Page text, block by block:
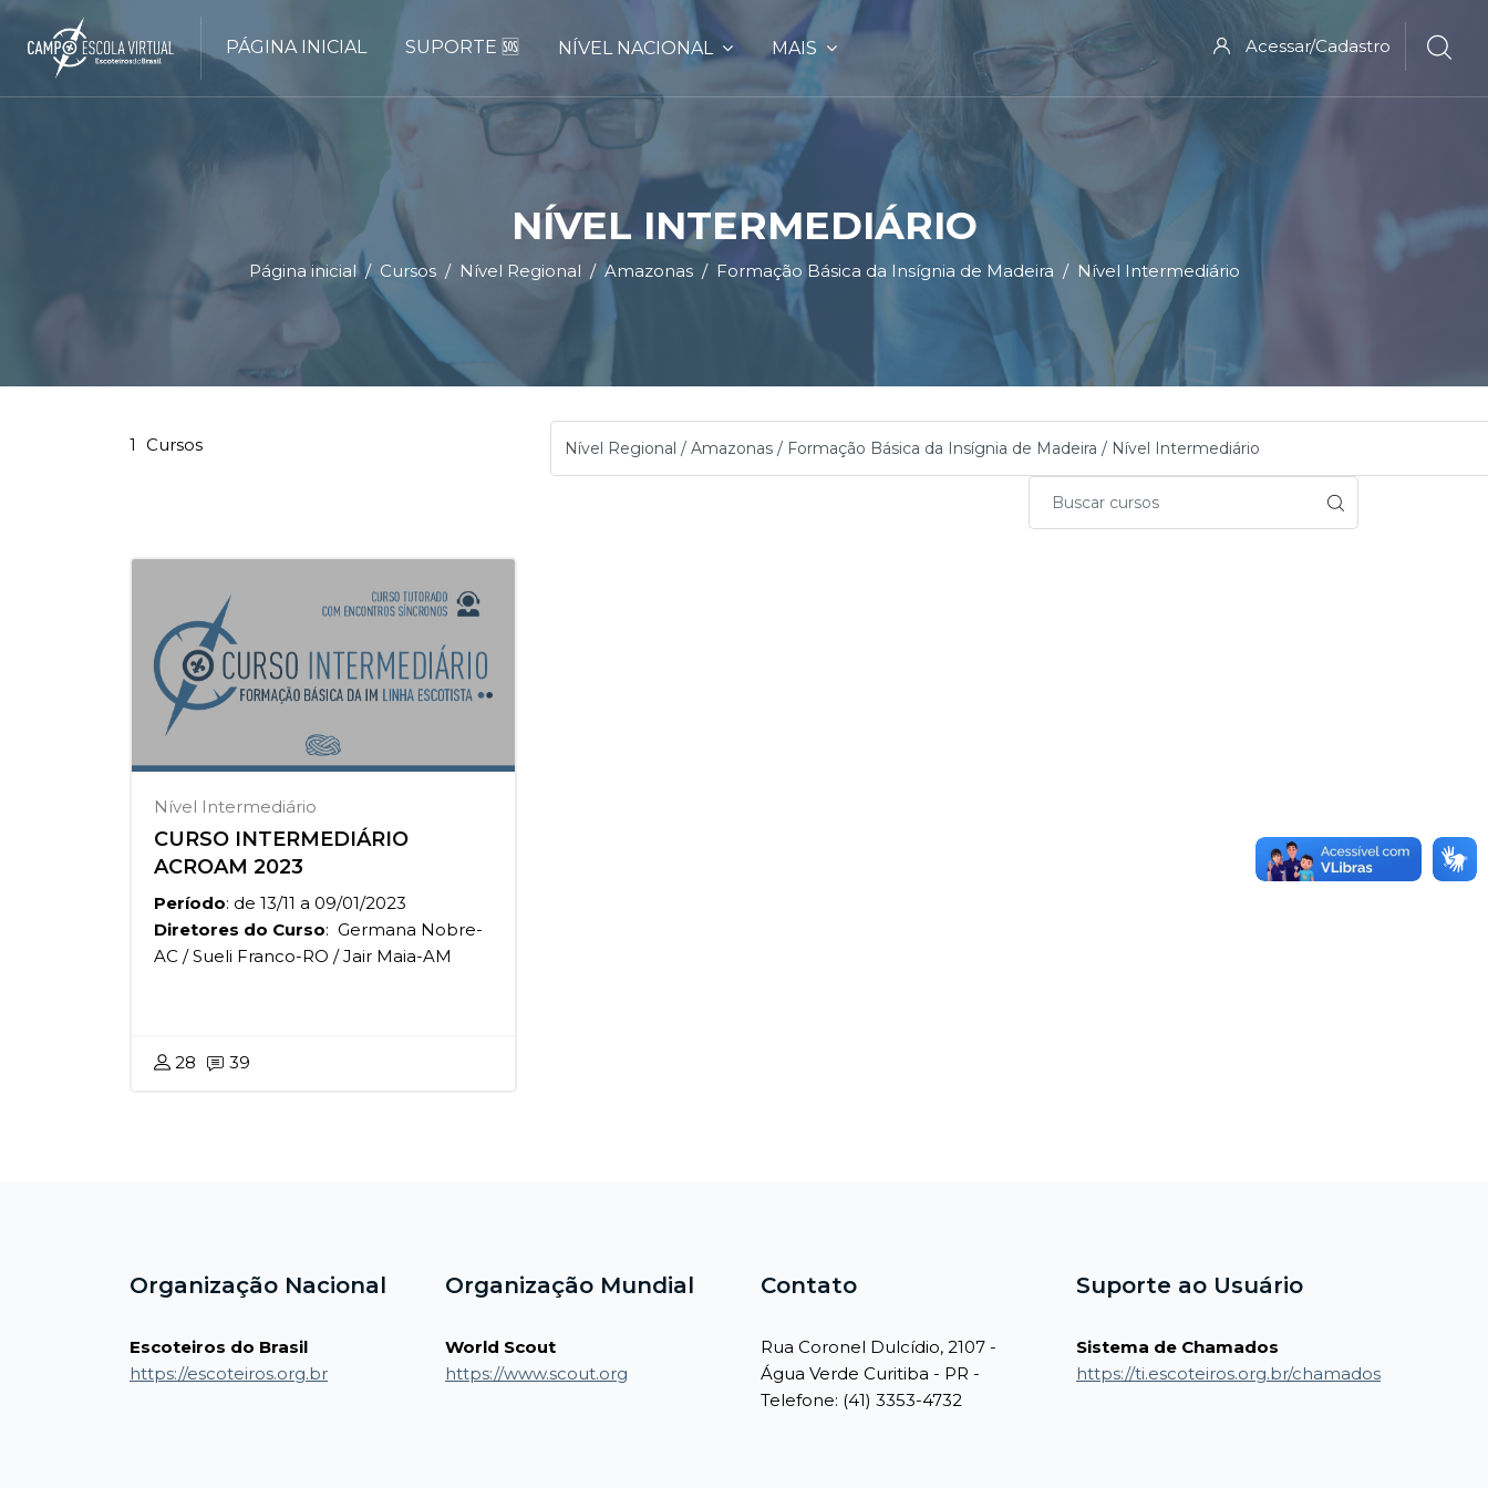
PÁGINA INICIAL SUPORTE 🆘 NÍVEL NACIONAL MAIS Acessar/Cadastro
NÍVEL INTERMEDIÁRIO
Página inicial Cursos Nível Regional Amazonas Formação Básica da Insígnia de Madeira Nível Intermediário
Blocos
1 Cursos
Nível Intermediário
CURSO INTERMEDIÁRIO
ACROAM 2023
Período: de 13/11 a 09/01/2023
Diretores do Curso: Germana Nobre-
AC / Sueli Franco-RO / Jair Maia-AM
28 39
Organização Nacional
Escoteiros do Brasil
https://escoteiros.org.br
Organização Mundial
World Scout
https://www.scout.org
Contato
Rua Coronel Dulcídio, 2107 -
Água Verde Curitiba - PR -
Telefone: (41) 3353-4732
Suporte ao Usuário
Sistema de Chamados
https://ti.escoteiros.org.br/chamados